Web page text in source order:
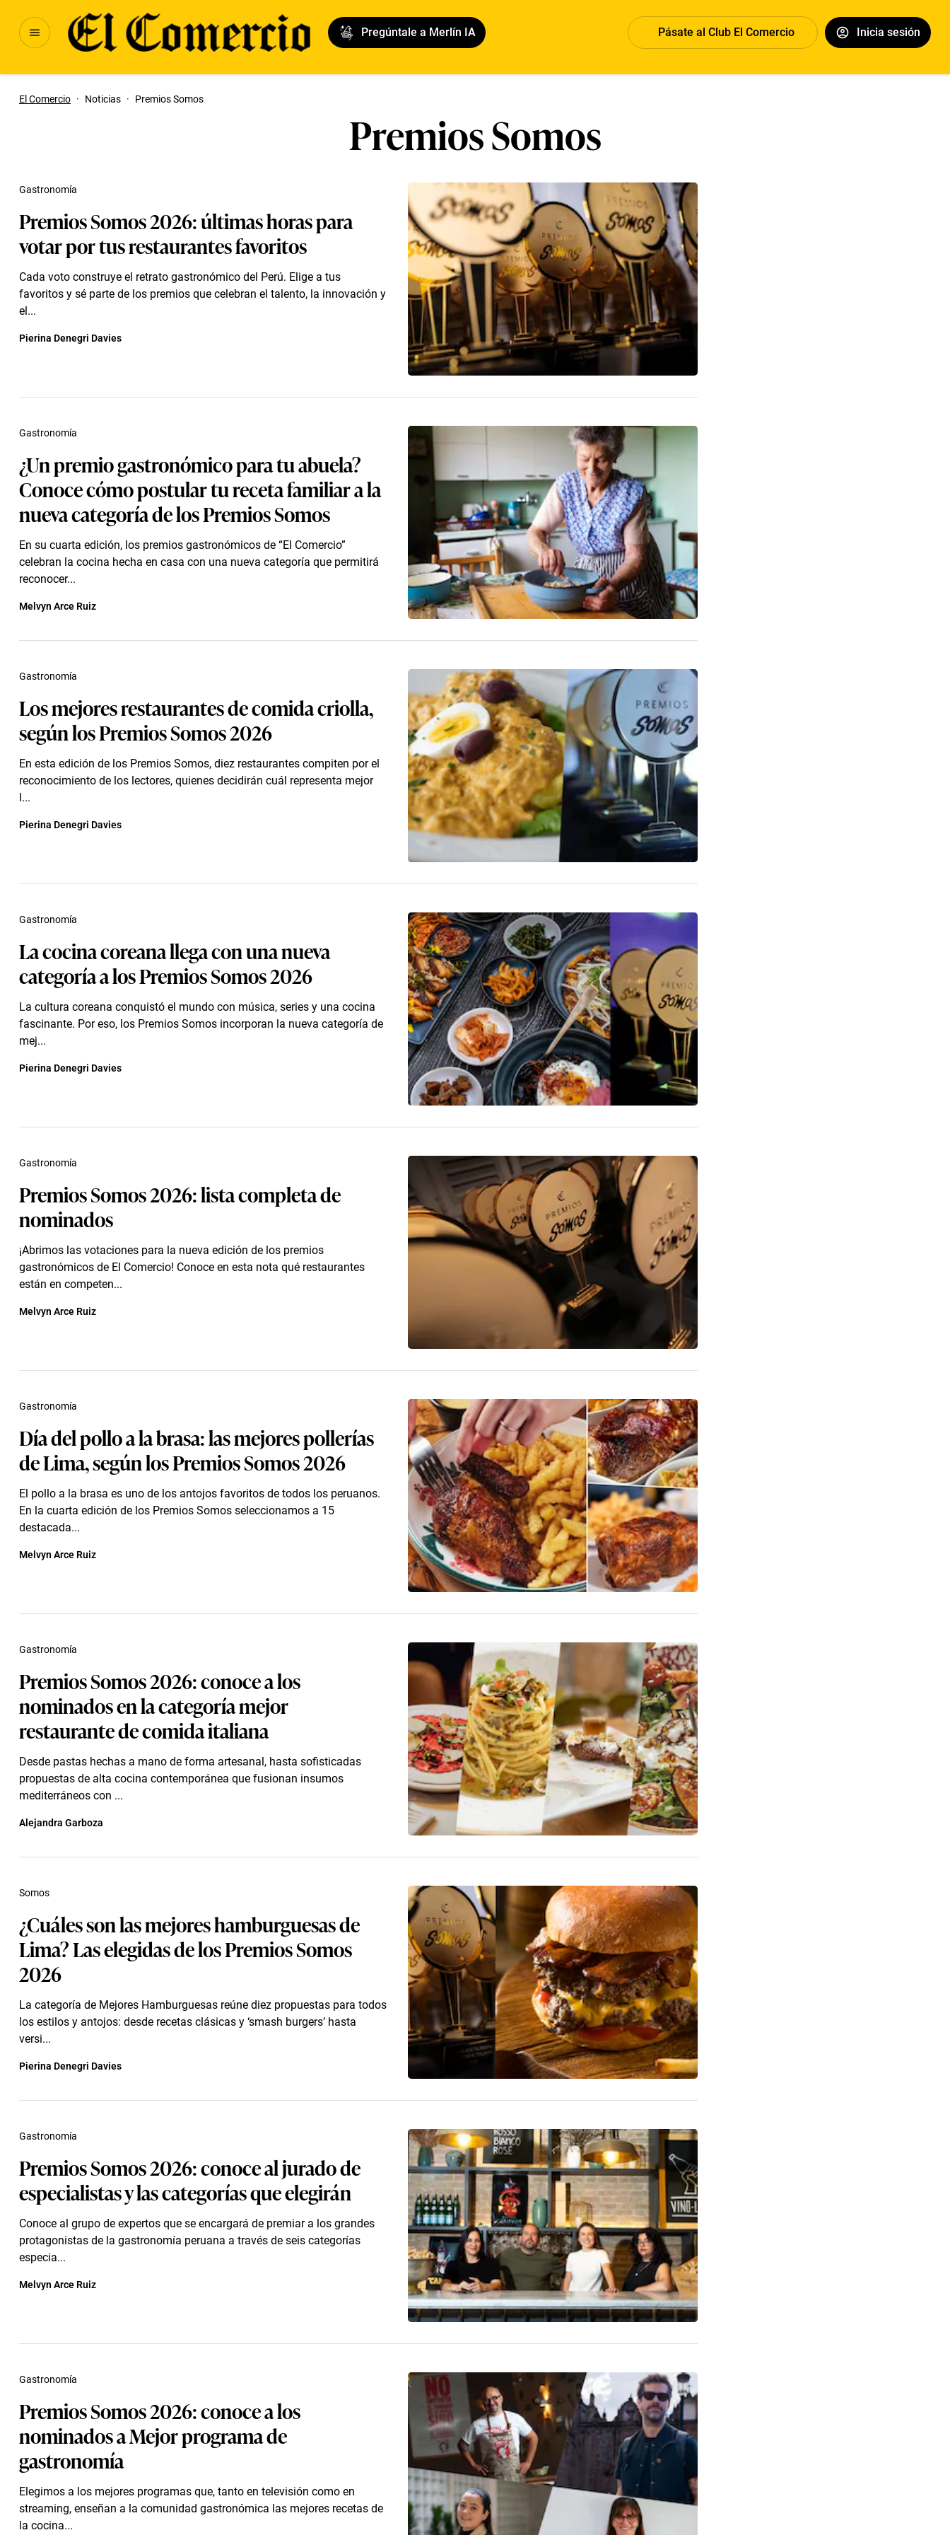
Pregúntale a Merlín IA Pásate al Club El Comercio Inicia sesión
El Comercio · Noticias · Premios Somos
Premios Somos
Premios Somos 2026: últimas horas para
votar por tus restaurantes favoritos
Cada voto construye el retrato gastronómico del Perú. Elige a tus
favoritos y sé parte de los premios que celebran el talento, la innovación y
el...
Gastronomía
Pierina Denegri Davies
¿Un premio gastronómico para tu abuela?
Conoce cómo postular tu receta familiar a la
nueva categoría de los Premios Somos
En su cuarta edición, los premios gastronómicos de “El Comercio”
celebran la cocina hecha en casa con una nueva categoría que permitirá
reconocer...
Gastronomía
Melvyn Arce Ruiz
Los mejores restaurantes de comida criolla,
según los Premios Somos 2026
En esta edición de los Premios Somos, diez restaurantes compiten por el
reconocimiento de los lectores, quienes decidirán cuál representa mejor
l...
Gastronomía
Pierina Denegri Davies
La cocina coreana llega con una nueva
categoría a los Premios Somos 2026
La cultura coreana conquistó el mundo con música, series y una cocina
fascinante. Por eso, los Premios Somos incorporan la nueva categoría de
mej...
Gastronomía
Pierina Denegri Davies
Premios Somos 2026: lista completa de
nominados
¡Abrimos las votaciones para la nueva edición de los premios
gastronómicos de El Comercio! Conoce en esta nota qué restaurantes
están en competen...
Gastronomía
Melvyn Arce Ruiz
Día del pollo a la brasa: las mejores pollerías
de Lima, según los Premios Somos 2026
El pollo a la brasa es uno de los antojos favoritos de todos los peruanos.
En la cuarta edición de los Premios Somos seleccionamos a 15
destacada...
Gastronomía
Melvyn Arce Ruiz
Premios Somos 2026: conoce a los
nominados en la categoría mejor
restaurante de comida italiana
Desde pastas hechas a mano de forma artesanal, hasta sofisticadas
propuestas de alta cocina contemporánea que fusionan insumos
mediterráneos con ...
Gastronomía
Alejandra Garboza
¿Cuáles son las mejores hamburguesas de
Lima? Las elegidas de los Premios Somos
2026
La categoría de Mejores Hamburguesas reúne diez propuestas para todos
los estilos y antojos: desde recetas clásicas y ‘smash burgers’ hasta
versi...
Somos
Pierina Denegri Davies
Premios Somos 2026: conoce al jurado de
especialistas y las categorías que elegirán
Conoce al grupo de expertos que se encargará de premiar a los grandes
protagonistas de la gastronomía peruana a través de seis categorías
especia...
Gastronomía
Melvyn Arce Ruiz
Premios Somos 2026: conoce a los
nominados a Mejor programa de
gastronomía
Elegimos a los mejores programas que, tanto en televisión como en
streaming, enseñan a la comunidad gastronómica las mejores recetas de
la cocina...
Gastronomía